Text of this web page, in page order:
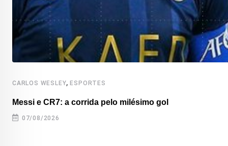
CARLOS WESLEY,ESPORTES
Messi e CR7: a corrida pelo milésimo gol
07/08/2026